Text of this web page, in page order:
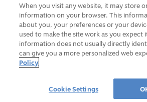
INTERVIEW
RECRUIT
CONTACT
When you visit any website, it may store
information on your browser. This
about you, your preferences or your
used to make the site work as you expect
information does not usually directly
can give you a more personalized web
Policy
Cookie Settings